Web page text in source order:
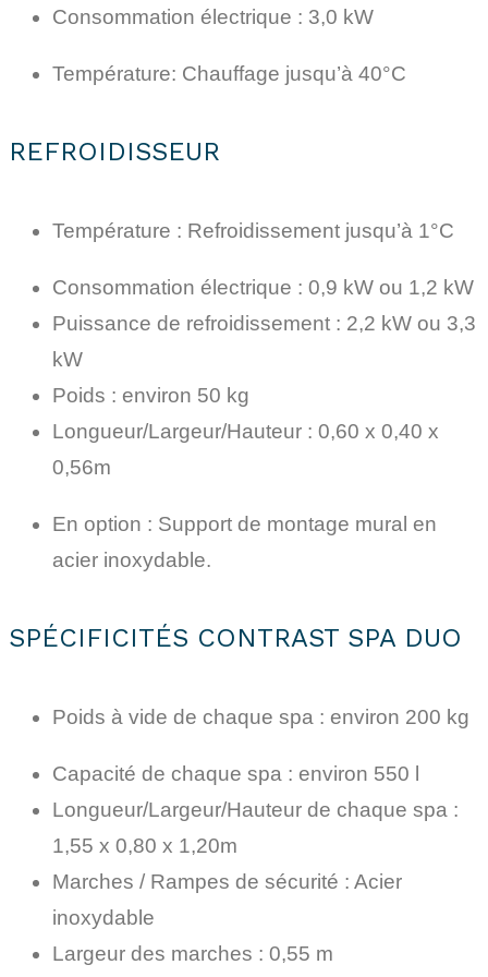
Consommation électrique : 3,0 kW
Température: Chauffage jusqu’à 40°C
REFROIDISSEUR
Température : Refroidissement jusqu’à 1°C
Consommation électrique : 0,9 kW ou 1,2 kW
Puissance de refroidissement : 2,2 kW ou 3,3
kW
Poids : environ 50 kg
Longueur/Largeur/Hauteur : 0,60 x 0,40 x
0,56m
En option : Support de montage mural en
acier inoxydable.
SPÉCIFICITÉS CONTRAST SPA DUO
Poids à vide de chaque spa : environ 200 kg
Capacité de chaque spa : environ 550 l
Longueur/Largeur/Hauteur de chaque spa :
1,55 x 0,80 x 1,20m
Marches / Rampes de sécurité : Acier
inoxydable
Largeur des marches : 0,55 m